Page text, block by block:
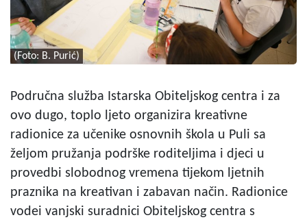
(Foto: B. Purić)
Područna služba Istarska Obiteljskog centra i za
ovo dugo, toplo ljeto organizira kreativne
radionice za učenike osnovnih škola u Puli sa
željom pružanja podrške roditeljima i djeci u
provedbi slobodnog vremena tijekom ljetnih
praznika na kreativan i zabavan način. Radionice
vodei vanjski suradnici Obiteljskog centra s